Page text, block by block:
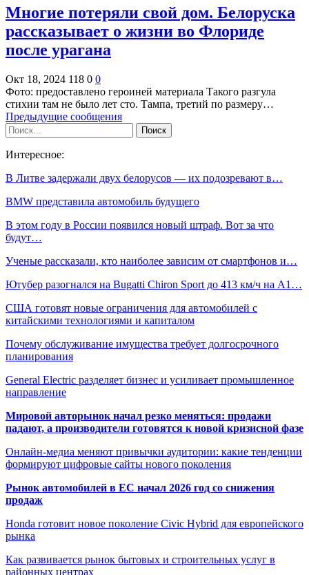
Многие потеряли свой дом. Белоруска
рассказывает о жизни во Флориде
после урагана
Окт 18, 2024 118 0 0
Фото: предоставлено героиней материала Такого разгула
стихии там не было лет сто. Тампа, третий по размеру…
Предыдущие сообщения
Интересное:
В Литве задержали двух белорусов — их подозревают в…
BMW представила автомобиль будущего
В этом году в России появился новый штраф. Вот за что
будут…
Ученые рассказали, кто наиболее зависим от смартфонов и…
Ютубер разогнался на Bugatti Chiron Sport до 413 км/ч на А1…
США готовят новые ограничения для автомобилей с
китайскими технологиями и капиталом
Почему обслуживание имущества требует долгосрочного
планирования
General Electric разделяет бизнес и усиливает промышленное
направление
Мировой авторынок начал резко меняться: продажи
падают, а производители готовятся к новой кризисной фазе
Онлайн-медиа меняют привычки аудитории: какие тенденции
формируют цифровые сайты нового поколения
Рынок автомобилей в ЕС начал 2026 год со снижения
продаж
Honda готовит новое поколение Civic Hybrid для европейского
рынка
Как развивается рынок бытовых и строительных услуг в
районных центрах